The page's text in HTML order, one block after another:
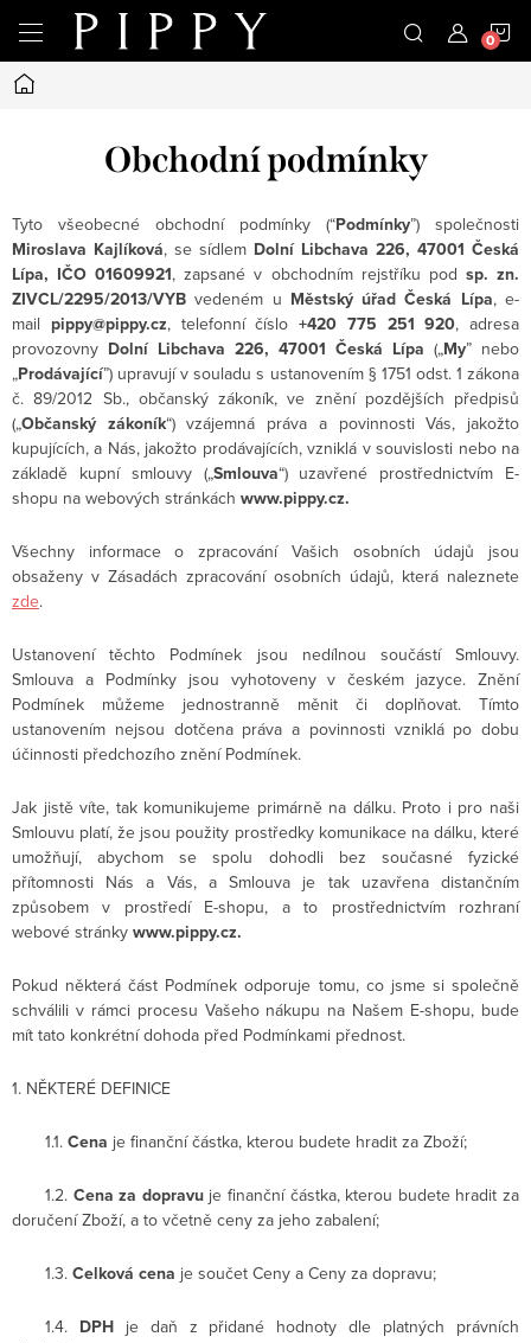
obsah
Domů
Obchodní podmínky
Tyto všeobecné obchodní podmínky (“Podmínky”) společnosti
Miroslava Kajlíková, se sídlem Dolní Libchava 226, 47001 Česká
Lípa, IČO 01​609​921, zapsané v obchodním rejstříku pod sp. zn.
ZIVCL/2295/2013/VYB vedeném u Městský úřad Česká Lípa, e-
mail pippy@pippy.cz, telefonní číslo +420 775 251 920, adresa
provozovny Dolní Libchava 226, 47001 Česká Lípa („My” nebo
„Prodávající”) upravují v souladu s ustanovením § 1751 odst. 1 zákona
č. 89/2012 Sb., občanský zákoník, ve znění pozdějších předpisů
(„Občanský zákoník“) vzájemná práva a povinnosti Vás, jakožto
kupujících, a Nás, jakožto prodávajících, vzniklá v souvislosti nebo na
základě kupní smlouvy („Smlouva“) uzavřené prostřednictvím E-
shopu na webových stránkách www.pippy.cz.
Všechny informace o zpracování Vašich osobních údajů jsou
obsaženy v Zásadách zpracování osobních údajů, která naleznete
zde.
Ustanovení těchto Podmínek jsou nedílnou součástí Smlouvy.
Smlouva a Podmínky jsou vyhotoveny v českém jazyce. Znění
Podmínek můžeme jednostranně měnit či doplňovat. Tímto
ustanovením nejsou dotčena práva a povinnosti vzniklá po dobu
účinnosti předchozího znění Podmínek.
Jak jistě víte, tak komunikujeme primárně na dálku. Proto i pro naši
Smlouvu platí, že jsou použity prostředky komunikace na dálku, které
umožňují, abychom se spolu dohodli bez současné fyzické
přítomnosti Nás a Vás, a Smlouva je tak uzavřena distančním
způsobem v prostředí E-shopu, a to prostřednictvím rozhraní
webové stránky www.pippy.cz.
Pokud některá část Podmínek odporuje tomu, co jsme si společně
schválili v rámci procesu Vašeho nákupu na Našem E-shopu, bude
mít tato konkrétní dohoda před Podmínkami přednost.
1. NĚKTERÉ DEFINICE
1.1. Cena je finanční částka, kterou budete hradit za Zboží;
1.2. Cena za dopravuje finanční částka, kterou budete hradit za
doručení Zboží, a to včetně ceny za jeho zabalení;
1.3. Celková cena je součet Ceny a Ceny za dopravu;
1.4. DPHje daň z přidané hodnoty dle platných právních